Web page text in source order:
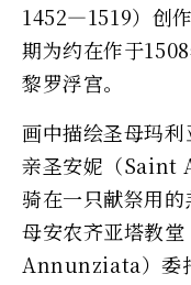
1452—1519）创
期为约在作于
黎罗浮宫。
画中描绘圣母玛
亲圣安妮（Saint
骑在一只献祭用
母安农齐亚塔教
Annunziata）委